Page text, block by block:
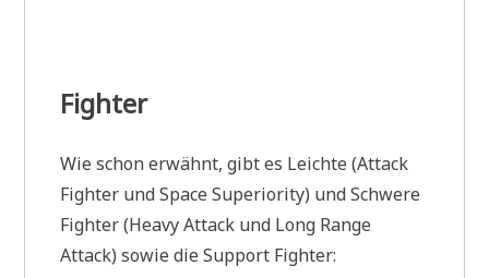
Fighter
Wie schon erwähnt, gibt es Leichte (Attack
Fighter und Space Superiority) und Schwere
Fighter (Heavy Attack und Long Range
Attack) sowie die Support Fighter: